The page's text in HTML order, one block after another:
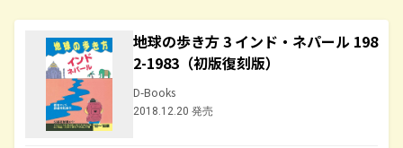
地球の歩き方 3 インド・ネパール 198
2-1983（初版復刻版）
D-Books
2018.12.20 発売